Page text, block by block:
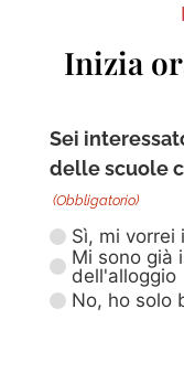
Inizia
Sei
delle scuole
(Obbligatorio)
Sì, mi vorrei
Mi sono già
dell'alloggio
No, ho solo